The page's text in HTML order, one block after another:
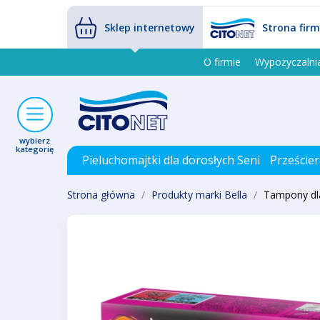
Sklep internetowy Strona
O firmie
wybierz
kategorię
Pieluchomajtki dla dorosłych Seni
Strona główna Produkty marki Bella Tampony